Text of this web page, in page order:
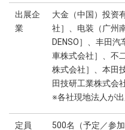
出展企
業
大金（中国）投资
社］、电装（广州
DENSO］、丰田
車株式会社］、不
株式会社］、本田
田技研工業株式
※各社現地法人が
定員 500名（予定／参加